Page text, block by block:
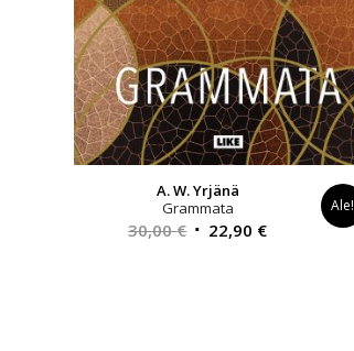
A. W. Yrjänä
Grammata
30,00€ Alkuperäinen
22,90 €Nykyinen
Ale!